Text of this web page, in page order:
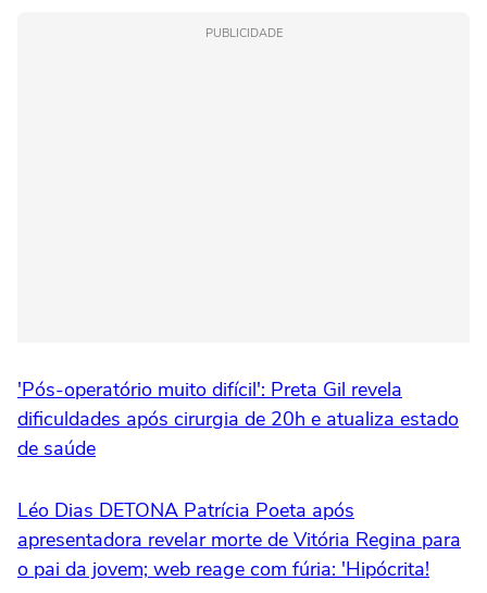
PUBLICIDADE
'Pós-operatório muito difícil': Preta Gil revela
dificuldades após cirurgia de 20h e atualiza estado
de saúde
Léo Dias DETONA Patrícia Poeta após
apresentadora revelar morte de Vitória Regina para
o pai da jovem; web reage com fúria: 'Hipócrita!